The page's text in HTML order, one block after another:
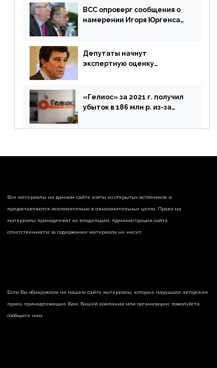
ВСС опроверг сообщения о
намерении Игоря Юргенса
Депутаты начнут
экспертную оценку
«Гелиос» за 2021 г. получил
убыток в 186 млн р. из-за
реализации недвижимости
Все материалы на данном сайте взяты из открытых источников и
предоставляются исключительно в ознакомительных целях. Права на
материалы принадлежат их владельцам. Администрация сайта
ответственности за содержание материала не несет.
Если Вы обнаружили на нашем сайте материалы, которые нарушают авторские
права, принадлежащие Вам, Вашей компании или организации, пожалуйста,
сообщите нам.